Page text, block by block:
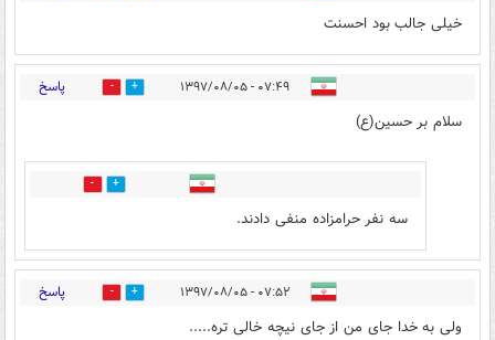
خیلی جالب بود احسنت
۰۷:۴۹ - ۱۳۹۷/۰۸/۰۵ 30 پاسخ
سلام بر حسین(ع)
22
سه نفر حرامزاده منفی دادند.
۰۷:۵۲ - ۱۳۹۷/۰۸/۰۵ 5 پاسخ
ولی به خدا جای من از جای نیچه خالی تره.....